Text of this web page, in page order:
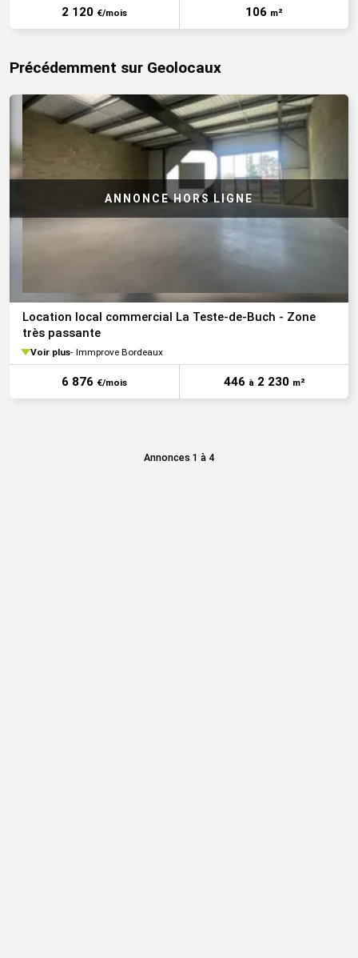
2 120 €/mois 106 m²
Précédemment sur Geolocaux
Location local commercial La Teste-de-Buch - Zone
très passante
Voir plus Immprove Bordeaux
6 876 €/mois 446 à 2 230 m²
Annonces 1 à 4